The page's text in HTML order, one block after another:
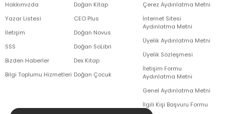
Hakkımızda
Yazar Listesi
İletişim
SSS
Bizden Haberler
Bilgi Toplumu Hizmetleri
Doğan Kitap
CEO Plus
Doğan Novus
Doğan SoLibri
Dex Kitap
Doğan Çocuk
Çerez Aydınlatma Metni
İnternet Sitesi
Aydınlatma Metni
Üyelik Aydınlatma Metni
Üyelik Sözleşmesi
İletişim Formu
Aydınlatma Metni
Genel Aydınlatma Metni
İlgili Kişi Başvuru Formu